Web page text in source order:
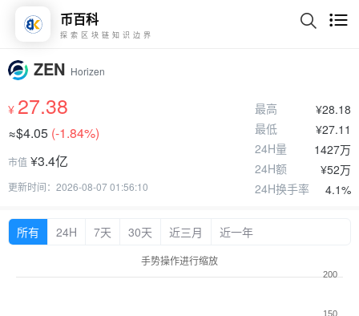
币百科
探索区块链知识边界
ZEN Horizen
¥ 27.38
≈$4.05 (-1.84%)
市值 ¥3.4亿
更新时间：2026-08-07 01:56:10
最高
¥28.18
最低
¥27.11
24H量
1427万
24H额
¥52万
24H换手率
4.1%
所有 24H 7天 30天 近三月 近一年
手势操作进行缩放
150
200